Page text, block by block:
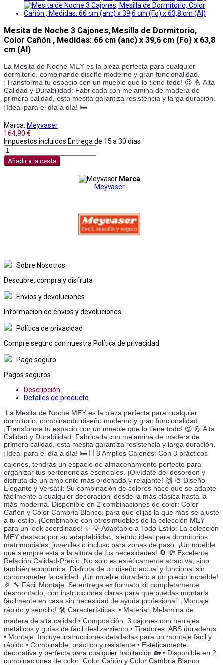
Mesita de Noche 3 Cajones, Mesilla de Dormitorio,
Color Cañón , Medidas: 66 cm (anc) x 39,6 cm (Fo) x 63,8
cm (Al)
La Mesita de Noche MEY es la pieza perfecta para cualquier
dormitorio, combinando diseño moderno y gran funcionalidad.
¡Transforma tu espacio con un mueble que lo tiene todo! 😍 💪 Alta
Calidad y Durabilidad: Fabricada con melamina de madera de
primera calidad, esta mesita garantiza resistencia y larga duración.
¡Ideal para el día a día! 🛏️
Marca: Meyvaser
164,90 €
Impuestos incluidos Entrega de 15 a 30 dias
Añadir a la cesta
Marca
Meyvaser
Sobre Nosotros
Descubre, compra y disfruta
Envios y devoluciones
Informacion de envios y devoluciones
Política de privacidad
Compre seguro con nuestra Política de privacidad
Pago seguro
Pagos seguros
Descripción
Detalles de producto
La Mesita de Noche MEY es la pieza perfecta para cualquier
dormitorio, combinando diseño moderno y gran funcionalidad.
¡Transforma tu espacio con un mueble que lo tiene todo! 😍 💪 Alta
Calidad y Durabilidad: Fabricada con melamina de madera de
primera calidad, esta mesita garantiza resistencia y larga duración.
¡Ideal para el día a día! 🛏️ 🗄️ 3 Amplios Cajones: Con 3 prácticos
cajones, tendrás un espacio de almacenamiento perfecto para
organizar tus pertenencias esenciales. ¡Olvídate del desorden y
disfruta de un ambiente más ordenado y relajante! 🙌 🎨 Diseño
Elegante y Versátil: Su combinación de colores hace que se adapte
fácilmente a cualquier decoración, desde la más clásica hasta la
más moderna. Disponible en 2 combinaciones de color: Color
Cañón y Color Cambria Blanco, para que elijas la que más se ajuste
a tu estilo. ¡Combinable con otros muebles de la colección MEY
para un look coordinado! ✨ 💡 Adaptable a Todo Estilo: La colección
MEY destaca por su adaptabilidad, siendo ideal para dormitorios
matrimoniales, juveniles o incluso para zonas de paso. ¡Un mueble
que siempre está a la altura de tus necesidades! 🔄 💸 Excelente
Relación Calidad-Precio: No solo es estéticamente atractiva, sino
también económica. Disfruta de un diseño actual y funcional sin
comprometer la calidad. ¡Un mueble duradero a un precio increíble!
🎉 🔧 Fácil Montaje: Se entrega en formato kit completamente
desmontado, con instrucciones claras para que puedas montarla
fácilmente en casa sin necesidad de ayuda profesional. ¡Montaje
rápido y sencillo! 🛠️ Características: • Material: Melamina de
madera de alta calidad • Composición: 3 cajones con herrajes
metálicos y guías de fácil deslizamiento • Tiradores: ABS duraderos
• Montaje: Incluye instrucciones detalladas para un montaje fácil y
rápido • Combinable, práctico y resistente • Estéticamente
decorativa y perfecta para cualquier habitación 🏡 • Disponible en 2
combinaciones de color: Color Cañón y Color Cambria Blanco